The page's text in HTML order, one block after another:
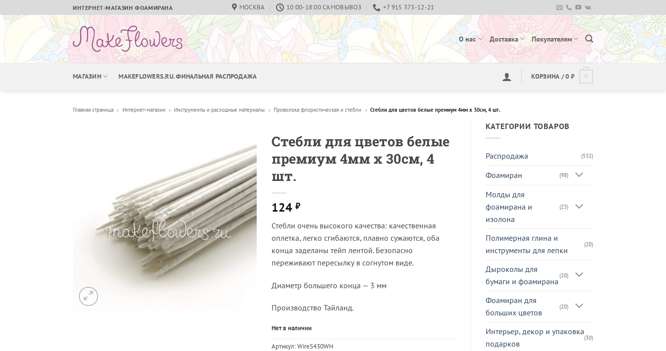
to
content
ИНТЕРНЕТ-МАГАЗИН ФОАМИРАНА МОСКВА 10:00-18:00 САМОВЫВОЗ +7 915 373-12-21
О нас Доставка Покупателям
МАГАЗИН MAKEFLOWERS.RU. ФИНАЛЬНАЯ РАСПРОДАЖА КОРЗИНА /0 ₽
Главная страница » Интернет-магазин » Инструменты и расходные материалы » Проволока флористическая и стебли » Стебли для цветов белые премиум 4мм х 30см, 4 шт.
КАТЕГОРИИ ТОВАРОВ
Распродажа (532)
Фоамиран (98)
Молды для
фоамирана и
изолона
(23)
Полимерная глина и
инструменты для лепки
(20)
Дыроколы для
бумаги и фоамирана
(20)
Фоамиран для
больших цветов
(20)
Интерьер, декор и упаковка
подарков
(30)
Стебли для цветов белые
премиум 4мм х 30см, 4
шт.
124 ₽
Стебли очень высокого качества: качественная
оплетка, легко сгибаются, плавно сужаются, оба
конца заделаны тейп лентой. Безопасно
переживают пересылку в согнутом виде.
Диаметр большего конца — 3 мм
Производство Тайланд.
Нет в наличии
Артикул:WireS430WH